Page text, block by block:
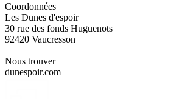
Coordonnées
Les Dunes d'espoir
30 rue des fonds Huguenots
92420 Vaucresson
Nous trouver
dunespoir.com